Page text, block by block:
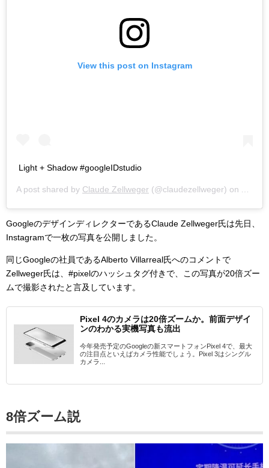
View this post on Instagram
Light + Shadow #googleIDstudio
A post shared by Claude Zellweger (@claudezellweger) on
GoogleのデザインディレクターであるClaude Zellweger氏は先日、
Instagramで一枚の写真を公開しました。
同じGoogleの社員であるAlberto Villarreal氏へのコメントで
Zellweger氏は、#pixelのハッシュタグ付きで、この写真が20倍ズー
ムで撮影されたと言及しています。
Pixel 4のカメラは20倍ズームか。前面デザイ
ンのわかる実機写真も流出
今年発売予定のGoogleの新スマートフォンPixel 4で、最大
の注目点といえばカメラ性能でしょう。Pixel 3はシングル
カメラ...
8倍ズーム説